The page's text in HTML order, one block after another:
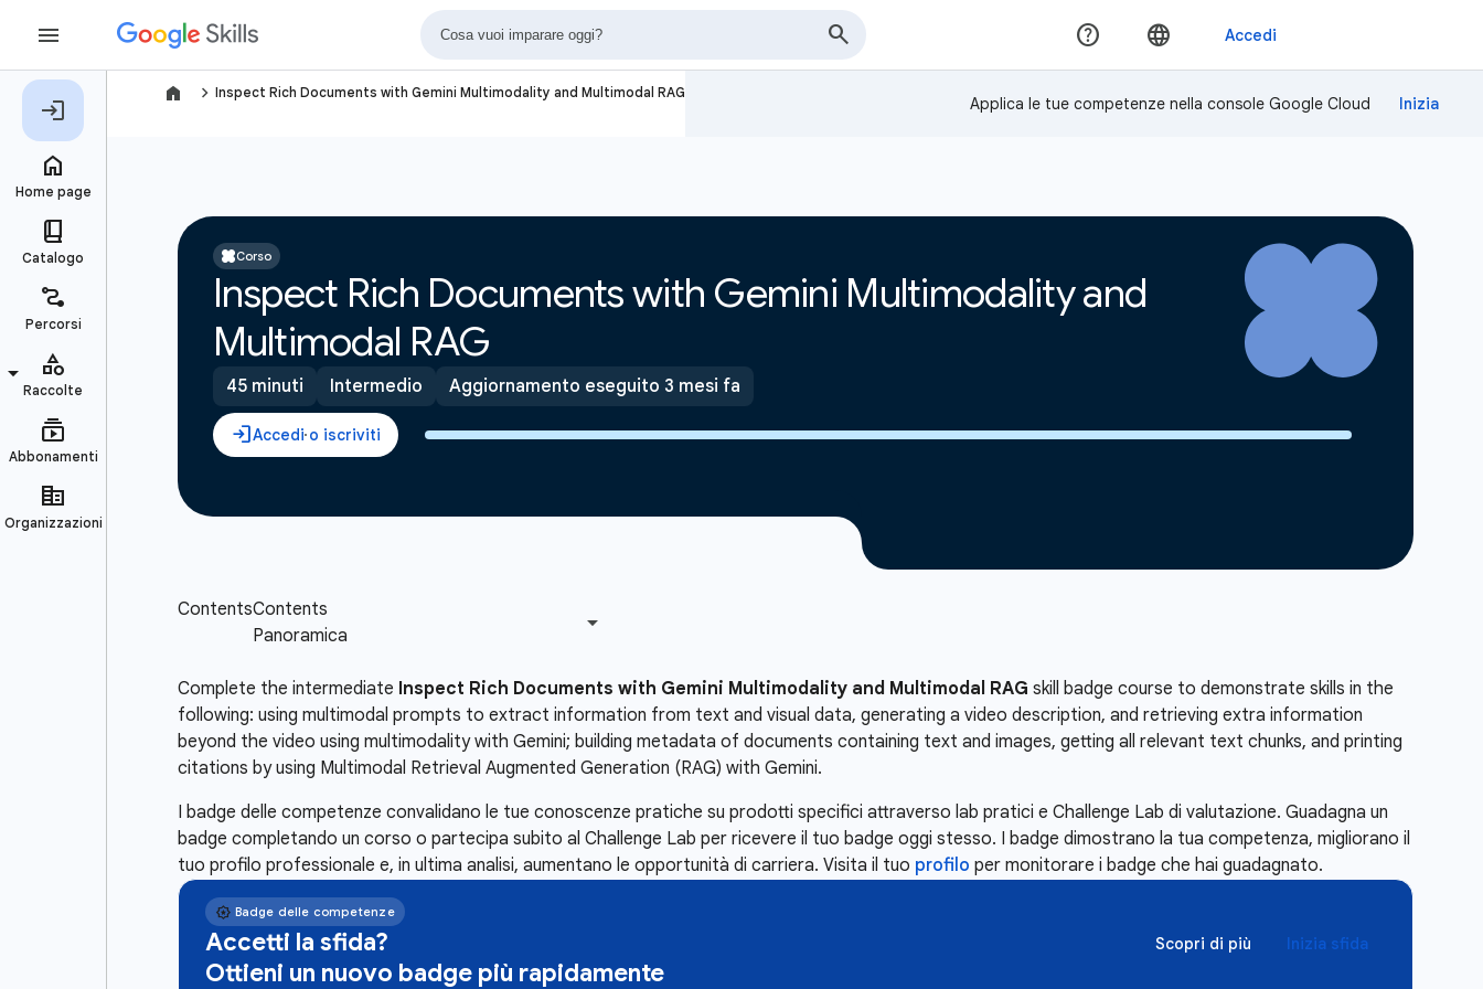
navigate_next Inspect Rich Documents with Gemini Multimodality and Multimodal RAG
Applica le tue competenze nella console Google Cloud
Corso
Inspect Rich Documents with Gemini Multimodality and
Multimodal RAG
45 minuti Intermedio Aggiornamento eseguito 3 mesi fa
Complete the intermediate Inspect Rich Documents with Gemini Multimodality and Multimodal RAG skill badge course to demonstrate skills in the
following: using multimodal prompts to extract information from text and visual data, generating a video description, and retrieving extra information
beyond the video using multimodality with Gemini; building metadata of documents containing text and images, getting all relevant text chunks, and printing
citations by using Multimodal Retrieval Augmented Generation (RAG) with Gemini.
I badge delle competenze convalidano le tue conoscenze pratiche su prodotti specifici attraverso lab pratici e Challenge Lab di valutazione. Guadagna un
badge completando un corso o partecipa subito al Challenge Lab per ricevere il tuo badge oggi stesso. I badge dimostrano la tua competenza, migliorano il
tuo profilo professionale e, in ultima analisi, aumentano le opportunità di carriera. Visita il tuo profilo per monitorare i badge che hai guadagnato.
Accetti la sfida?
Ottieni un nuovo badge più rapidamente
Scopri di più Inizia sfida